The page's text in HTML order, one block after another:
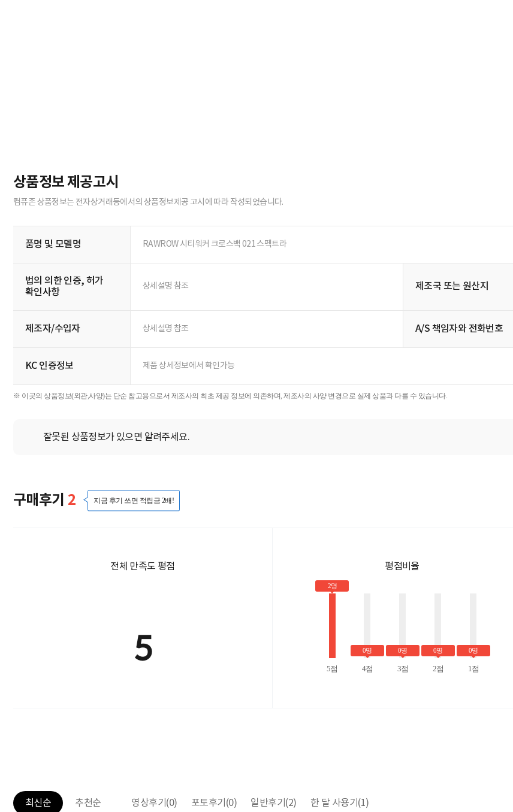
상품정보 제공고시
컴퓨존 상품정보는 전자상거래등에서의 상품정보제공 고시에 따라 작성되었습니다.
품명 및 모델명 RAWROW 시티워커 크로스백 021 스펙트라
법의 의한 인증, 허가
확인사항
상세설명 참조 제조국 또는 원산지
제조자/수입자 상세설명 참조 A/S 책임자와 전화번호
KC 인증정보 제품 상세정보에서 확인가능
※ 이곳의 상품정보(외관,사양)는 단순 참고용으로서 제조사의 최초 제공 정보에 의존하며, 제조사의 사양 변경으로 실제 상품과 다를 수 있습니다.
잘못된 상품정보가 있으면 알려주세요.
구매후기 2 지금 후기 쓰면 적립금 2배!
전체 만족도 평점
5
평점비율
2명
5점
0명
4점
0명
3점
0명
2점
0명
1점
최신순 추천순 영상후기 (0) 포토후기 (0) 일반후기 (2) 한 달 사용기 (1)